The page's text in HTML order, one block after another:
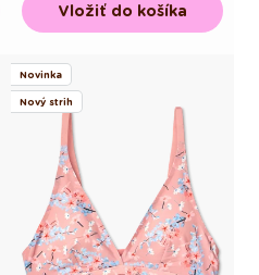
Vložiť do košíka
Novinka
Nový strih